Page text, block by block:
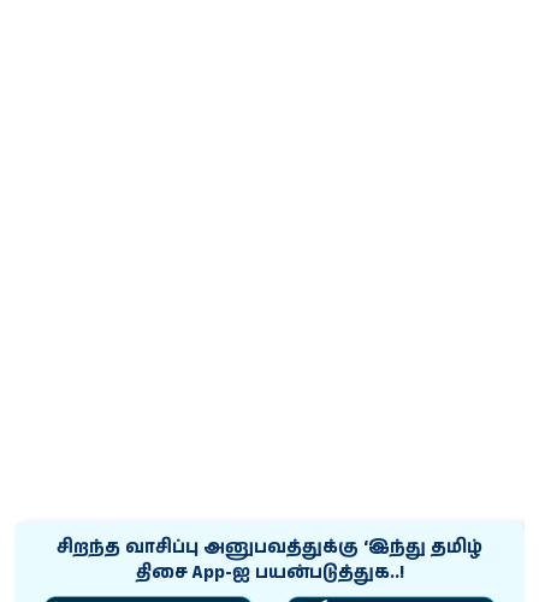
சிறந்த வாசிப்பு அனுபவத்துக்கு ‘இந்து தமிழ்
திசை App-ஐ பயன்படுத்துக..!